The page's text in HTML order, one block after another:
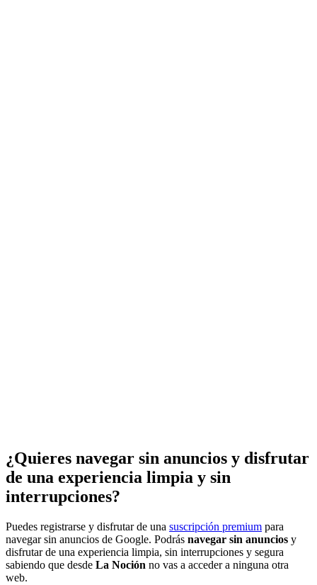
¿Quieres navegar sin anuncios y disfrutar
de una experiencia limpia y sin
interrupciones?
Puedes registrarse y disfrutar de una suscripción premium para
navegar sin anuncios de Google. Podrás navegar sin anuncios y
disfrutar de una experiencia limpia, sin interrupciones y segura
sabiendo que desde La Noción no vas a acceder a ninguna otra
web.